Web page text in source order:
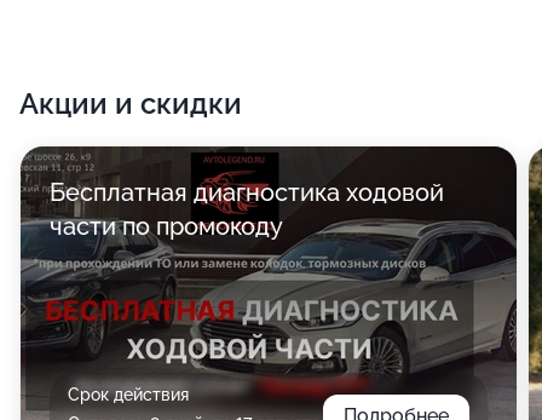
Акции и скидки
Бесплатная диагностика ходовой
части по промокоду
Срок действия